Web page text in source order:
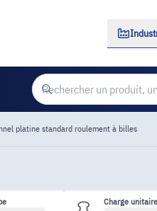
platine standard roulement à billes
Charge unitaire